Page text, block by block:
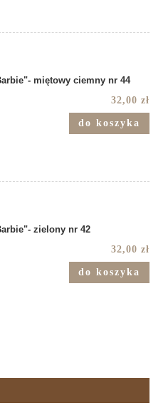
miętowy ciemny nr 44
32,00 zł
do koszyka
zielony nr 42
32,00 zł
do koszyka